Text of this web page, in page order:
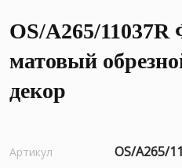
OS/A265/
матовый
декор
Артикул OS/A265/